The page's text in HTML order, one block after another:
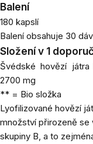
Balení
180 kapslí
Balení obsahuje 30
Složení v 1
Švédské hovězí
2700 mg
** = Bio složka
Lyofilizované hovězí
množství přirozeně se
skupiny B, a to